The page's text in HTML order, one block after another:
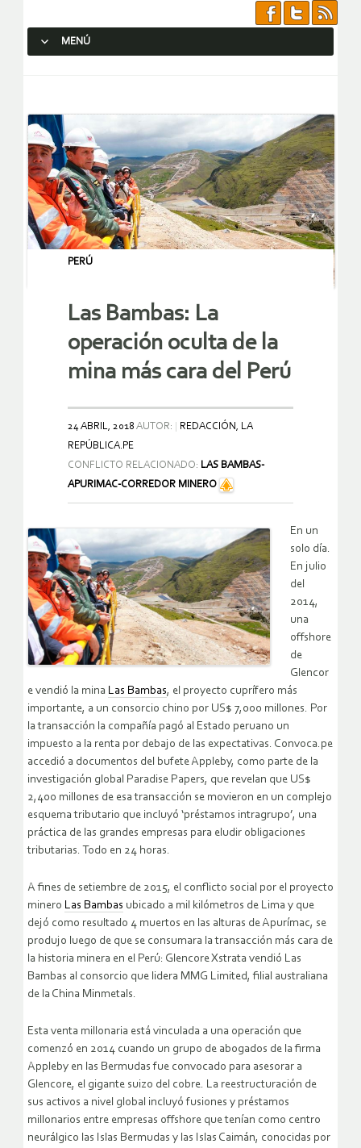
MENÚ
PERÚ
Las Bambas: La
operación oculta de la
mina más cara del Perú
24 ABRIL, 2018 AUTOR:
REDACCIÓN, LA
REPÚBLICA.PE
CONFLICTO RELACIONADO: LAS BAMBAS-
APURIMAC-CORREDOR MINERO
En un
solo día.
En julio
del
2014,
una
offshore
de
Glencor
e vendió la mina Las Bambas, el proyecto cuprífero más
importante, a un consorcio chino por US$ 7,000 millones. Por
la transacción la compañía pagó al Estado peruano un
impuesto a la renta por debajo de las expectativas. Convoca.pe
accedió a documentos del bufete Appleby, como parte de la
investigación global Paradise Papers, que revelan que US$
2,400 millones de esa transacción se movieron en un complejo
esquema tributario que incluyó ‘préstamos intragrupo’, una
práctica de las grandes empresas para eludir obligaciones
tributarias. Todo en 24 horas.
A fines de setiembre de 2015, el conflicto social por el proyecto
minero Las Bambas ubicado a mil kilómetros de Lima y que
dejó como resultado 4 muertos en las alturas de Apurímac, se
produjo luego de que se consumara la transacción más cara de
la historia minera en el Perú: Glencore Xstrata vendió Las
Bambas al consorcio que lidera MMG Limited, filial australiana
de la China Minmetals.
Esta venta millonaria está vinculada a una operación que
comenzó en 2014 cuando un grupo de abogados de la firma
Appleby en las Bermudas fue convocado para asesorar a
Glencore, el gigante suizo del cobre. La reestructuración de
sus activos a nivel global incluyó fusiones y préstamos
millonarios entre empresas offshore que tenían como centro
neurálgico las Islas Bermudas y las Islas Caimán, conocidas por